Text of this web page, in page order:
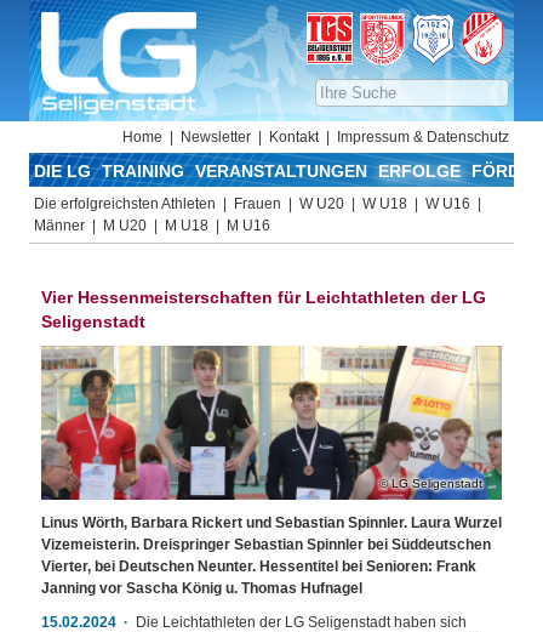
Home Newsletter Kontakt Impressum & Datenschutz
DIE LG TRAINING VERANSTALTUNGEN ERFOLGE
Die erfolgreichsten Athleten Frauen W U20 W U18
W U16
Männer
M U20 M U18 M U16
Vier Hessenmeisterschaften für Leichtathleten der LG
Seligenstadt
LG Seligenstadt
Linus Wörth, Barbara Rickert und Sebastian Spinnler. Laura Wurzel
Vizemeisterin. Dreispringer Sebastian Spinnler bei Süddeutschen
Vierter, bei Deutschen Neunter. Hessentitel bei Senioren: Frank
Janning vor Sascha König u. Thomas Hufnagel
15.02.2024
Die Leichtathleten der LG Seligenstadt haben sich